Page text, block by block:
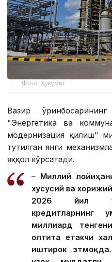
Фото: Ҳукумат
Вазир
"Энергетика ва
модернизация қилиш"
тутилган янги
яққол кўрсатади.
– Миллий
хусусий ва
2026 йил
кредитларнинг
миллиард
олтита етакчи
иштирок